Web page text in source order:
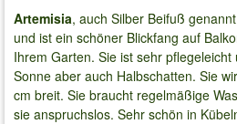
Artemisia, auch Silber Beifuß
und ist ein schöner Blickfang auf
Ihrem Garten. Sie ist sehr
Sonne aber auch Halbschatten. Sie
cm breit. Sie braucht regelmäßige
sie anspruchslos. Sehr schön in